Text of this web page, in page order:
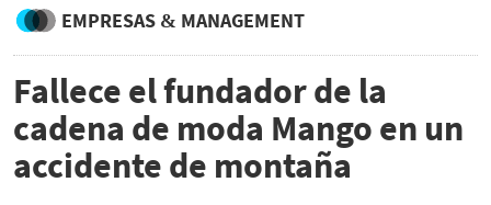
EMPRESAS & MANAGEMENT
Fallece el fundador de la
cadena de moda Mango en un
accidente de montaña